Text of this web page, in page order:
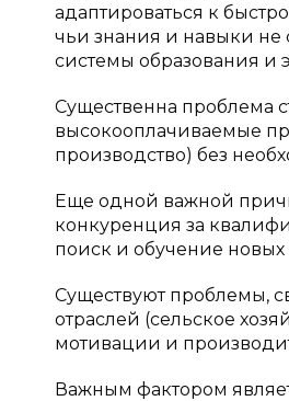
адаптироваться к
чьи знания и навыки не
системы образования и
Существенна проблема
высокооплачиваемые
производство) без
Еще одной важной
конкуренция за
поиск и обучение новых
Существуют проблемы,
отраслей (сельское
мотивации и
Важным фактором